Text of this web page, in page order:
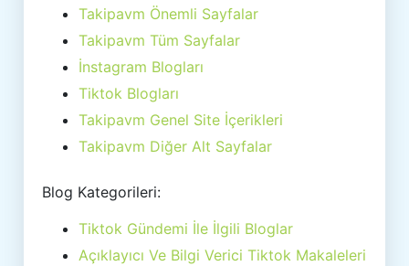
Takipavm Önemli Sayfalar
Takipavm Tüm Sayfalar
İnstagram Blogları
Tiktok Blogları
Takipavm Genel Site İçerikleri
Takipavm Diğer Alt Sayfalar
Blog Kategorileri:
Tiktok Gündemi İle İlgili Bloglar
Açıklayıcı Ve Bilgi Verici Tiktok Makaleleri